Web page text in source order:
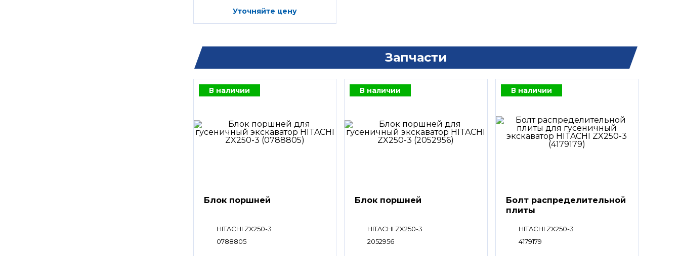
Уточняйте цену
Запчасти
В наличии
Блок поршней
HITACHI ZX250-3
0788805
В наличии
Блок поршней
HITACHI ZX250-3
2052956
В наличии
Болт распределительной
плиты
HITACHI ZX250-3
4179179